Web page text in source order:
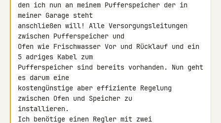
den ich nun an meinem Pufferspeicher der in
meiner Garage steht
anschließen will! Alle Versorgungsleitungen
zwischen Pufferspeicher und
Ofen wie Frischwasser Vor und Rücklauf und ein
5 adriges Kabel zum
Pufferspeicher sind bereits vorhanden. Nun geht
es darum eine
kostengünstige aber effiziente Regelung
zwischen Ofen und Speicher zu
installieren.
Ich benötige einen Regler mit zwei